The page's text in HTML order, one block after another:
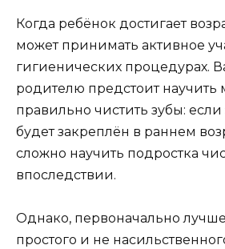
Когда ребёнок достигает
может принимать активное
гигиенических процедурах.
родителю предстоит
правильно чистить зубы: если
будет закреплён в раннем
сложно научить подростка
впоследствии.
Однако, первоначально лучше
простого и не